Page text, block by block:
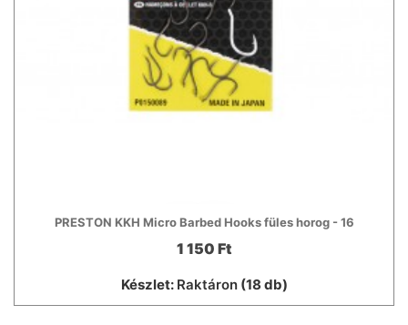
PRESTON KKH Micro Barbed Hooks füles horog - 16
1 150 Ft
Készlet: Raktáron(18 db)